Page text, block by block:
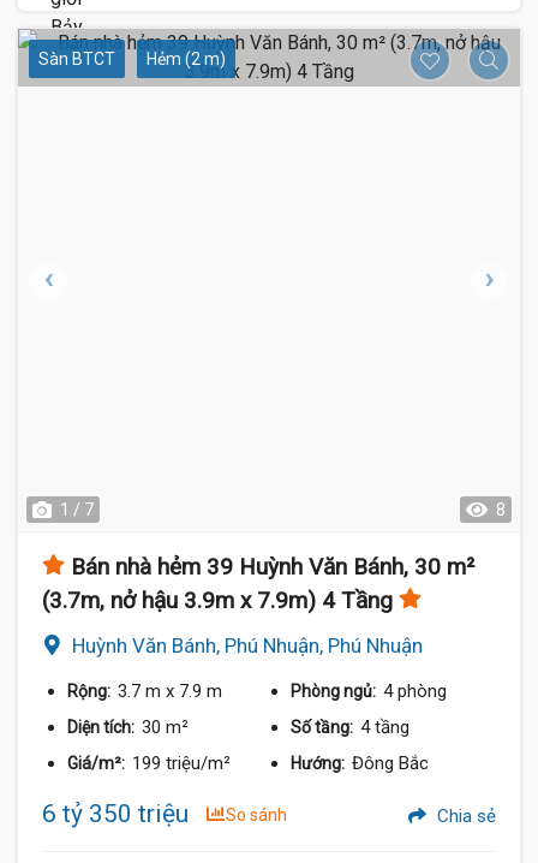
Sàn BTCT Hẻm (2 m)
1 / 7 8
Bán nhà hẻm 39 Huỳnh Văn Bánh, 30 m²
(3.7m, nở hậu 3.9m x 7.9m) 4 Tầng
Huỳnh Văn Bánh, Phú Nhuận, Phú Nhuận
Rộng: 3.7 m x 7.9 m Phòng ngủ: 4 phòng
Diện tích: 30 m² Số tầng: 4 tầng
Giá/m²: 199 triệu/m² Hướng: Đông Bắc
6 tỷ 350 triệu So sánh Chia sẻ